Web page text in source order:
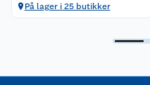
På lager i 25 butikker
Samvirkelag
Kjøpsvilkår
Klikk og hent
Festdrakter til hele familien
Hagemøbler og utemøbler